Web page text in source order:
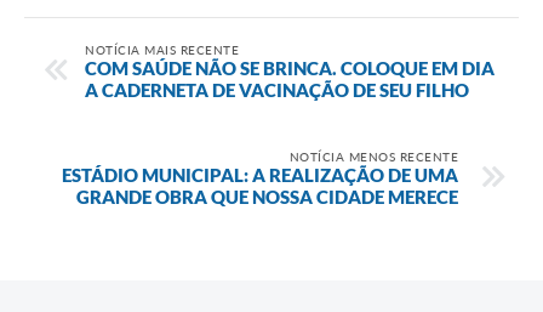
NOTÍCIA MAIS RECENTE
COM SAÚDE NÃO SE BRINCA. COLOQUE EM DIA
A CADERNETA DE VACINAÇÃO DE SEU FILHO
NOTÍCIA MENOS RECENTE
ESTÁDIO MUNICIPAL: A REALIZAÇÃO DE UMA
GRANDE OBRA QUE NOSSA CIDADE MERECE